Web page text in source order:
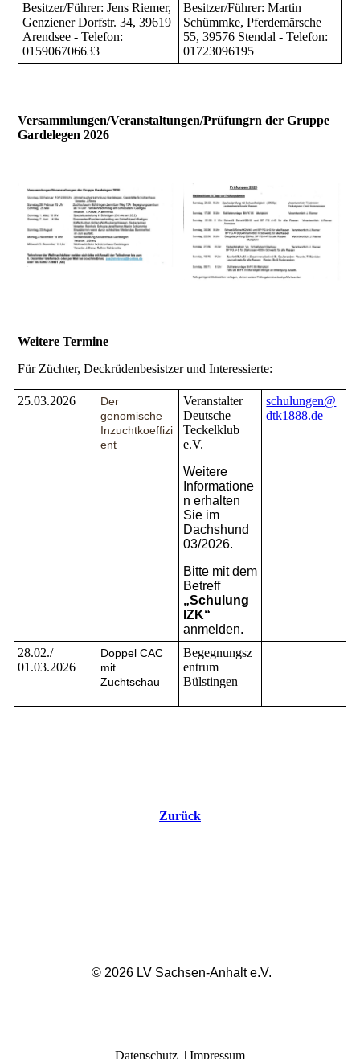
Besitzer/Führer: Jens Riemer,
Genziener Dorfstr. 34, 39619
Arendsee - Telefon:
015906706633
Besitzer/Führer: Martin
Schümmke, Pferdemärsche
55, 39576 Stendal - Telefon:
01723096195
Versammlungen/Veranstaltungen/Prüfungrn der Gruppe
Gardelegen 2026
Weitere Termine
Für Züchter, Deckrüdenbesistzer und Interessierte:
25.03.2026
Der
genomische
Inzuchtkoeffizi
ent
Veranstalter
Deutsche
Teckelklub
e.V.
Weitere
Informatione
n erhalten
Sie im
Dachshund
03/2026.
Bitte mit dem
Betreff
„Schulung
IZK“
anmelden.
schulungen@
dtk1888.de
28.02./
01.03.2026
Doppel CAC
mit
Zuchtschau
Begegnungsz
entrum
Bülstingen
Zurück
© 2026 LV Sachsen-Anhalt e.V.
Datenschutz | Impressum